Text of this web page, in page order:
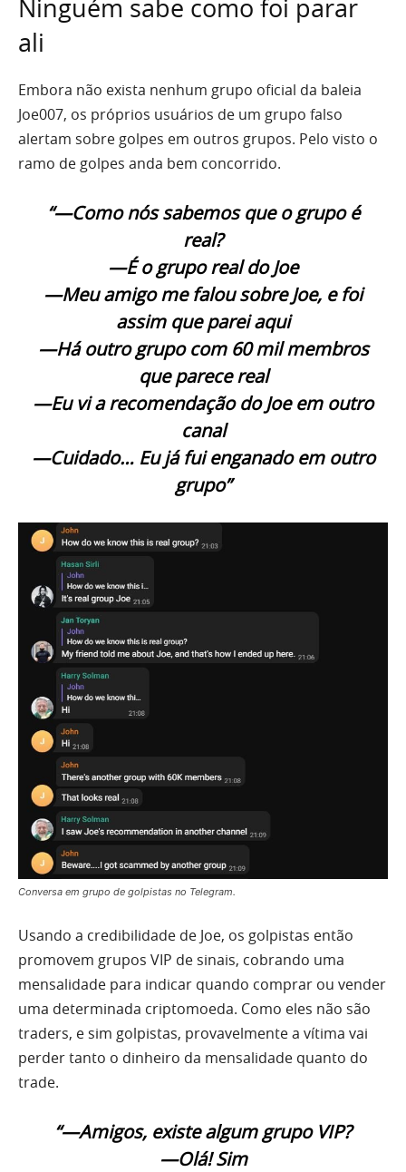
Ninguém sabe como foi parar
ali
Embora não exista nenhum grupo oficial da baleia
Joe007, os próprios usuários de um grupo falso
alertam sobre golpes em outros grupos. Pelo visto o
ramo de golpes anda bem concorrido.
“—Como nós sabemos que o grupo é
real?
—É o grupo real do Joe
—Meu amigo me falou sobre Joe, e foi
assim que parei aqui
—Há outro grupo com 60 mil membros
que parece real
—Eu vi a recomendação do Joe em outro
canal
—Cuidado… Eu já fui enganado em outro
grupo”
Conversa em grupo de golpistas no Telegram.
Usando a credibilidade de Joe, os golpistas então
promovem grupos VIP de sinais, cobrando uma
mensalidade para indicar quando comprar ou vender
uma determinada criptomoeda. Como eles não são
traders, e sim golpistas, provavelmente a vítima vai
perder tanto o dinheiro da mensalidade quanto do
trade.
“—Amigos, existe algum grupo VIP?
—Olá! Sim